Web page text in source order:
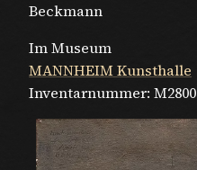
Beckmann
Im Museum
MANNHEIM Kunsthalle
Inventarnummer: M2800